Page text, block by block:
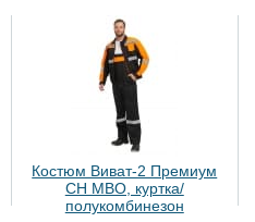
Костюм Виват-2 Премиум
СН МВО, куртка/
полукомбинезон